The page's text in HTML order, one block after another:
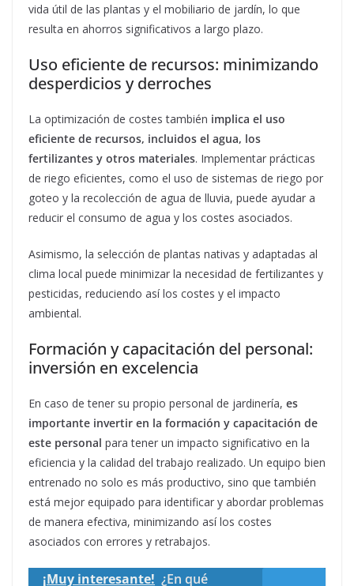
vida útil de las plantas y el mobiliario de jardín, lo que
resulta en ahorros significativos a largo plazo.
Uso eficiente de recursos: minimizando
desperdicios y derroches
La optimización de costes también implica el uso
eficiente de recursos, incluidos el agua, los
fertilizantes y otros materiales. Implementar prácticas
de riego eficientes, como el uso de sistemas de riego por
goteo y la recolección de agua de lluvia, puede ayudar a
reducir el consumo de agua y los costes asociados.
Asimismo, la selección de plantas nativas y adaptadas al
clima local puede minimizar la necesidad de fertilizantes y
pesticidas, reduciendo así los costes y el impacto
ambiental.
Formación y capacitación del personal:
inversión en excelencia
En caso de tener su propio personal de jardinería, es
importante invertir en la formación y capacitación de
este personal para tener un impacto significativo en la
eficiencia y la calidad del trabajo realizado. Un equipo bien
entrenado no solo es más productivo, sino que también
está mejor equipado para identificar y abordar problemas
de manera efectiva, minimizando así los costes
asociados con errores y retrabajos.
¡Muy interesante! ¿En qué